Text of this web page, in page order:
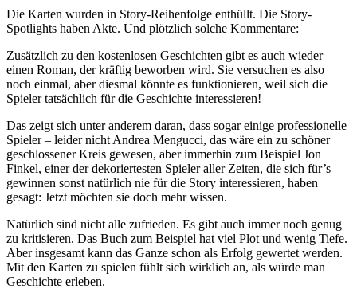
Die Karten wurden in Story-Reihenfolge enthüllt. Die Story-
Spotlights haben Akte. Und plötzlich solche Kommentare:
Zusätzlich zu den kostenlosen Geschichten gibt es auch wieder
einen Roman, der kräftig beworben wird. Sie versuchen es also
noch einmal, aber diesmal könnte es funktionieren, weil sich die
Spieler tatsächlich für die Geschichte interessieren!
Das zeigt sich unter anderem daran, dass sogar einige professionelle
Spieler – leider nicht Andrea Mengucci, das wäre ein zu schöner
geschlossener Kreis gewesen, aber immerhin zum Beispiel Jon
Finkel, einer der dekoriertesten Spieler aller Zeiten, die sich für’s
gewinnen sonst natürlich nie für die Story interessieren, haben
gesagt: Jetzt möchten sie doch mehr wissen.
Natürlich sind nicht alle zufrieden. Es gibt auch immer noch genug
zu kritisieren. Das Buch zum Beispiel hat viel Plot und wenig Tiefe.
Aber insgesamt kann das Ganze schon als Erfolg gewertet werden.
Mit den Karten zu spielen fühlt sich wirklich an, als würde man
Geschichte erleben.